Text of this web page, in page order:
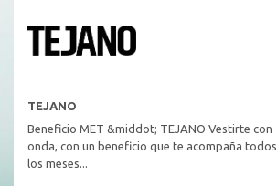
TEJANO
Beneficio MET &middot; TEJANO Vestirte con
onda, con un beneficio que te acompaña todos
los meses...